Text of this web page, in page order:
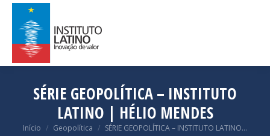
SÉRIE GEOPOLÍTICA – INSTITUTO
LATINO | HÉLIO MENDES
Você está aqui:
Início Geopolítica SÉRIE GEOPOLÍTICA – INSTITUTO LATINO…